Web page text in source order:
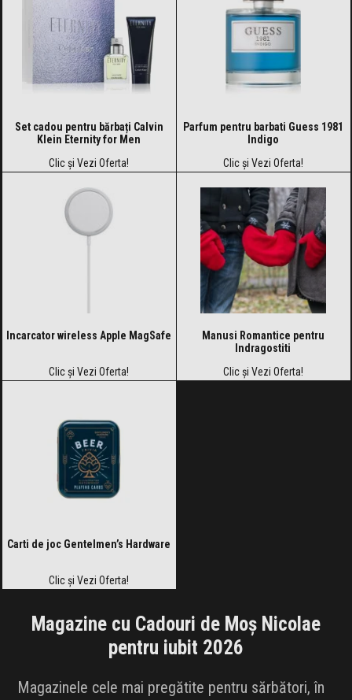
Set cadou pentru bărbați Calvin
Klein Eternity for Men
Clic și Vezi Oferta!
Parfum pentru barbati Guess 1981
Indigo
Clic și Vezi Oferta!
Incarcator wireless Apple MagSafe
Clic și Vezi Oferta!
Manusi Romantice pentru
Indragostiti
Clic și Vezi Oferta!
Carti de joc Gentelmen’s Hardware
Clic și Vezi Oferta!
Magazine cu Cadouri de Moș Nicolae
pentru iubit 2026
Magazinele cele mai pregătite pentru sărbători, în